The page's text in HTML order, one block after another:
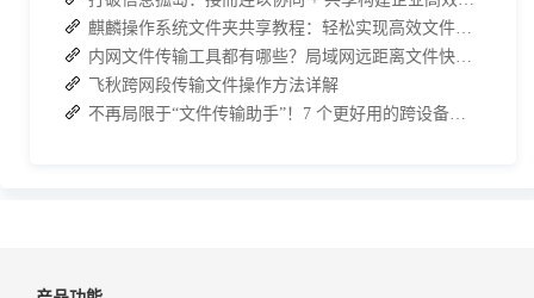
飞秋跨网段传输文件操作方法详解